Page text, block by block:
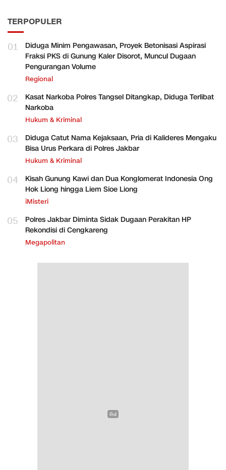
TERPOPULER
01
Diduga Minim Pengawasan, Proyek Betonisasi Aspirasi
Fraksi PKS di Gunung Kaler Disorot, Muncul Dugaan
Pengurangan Volume
Regional
02
Kasat Narkoba Polres Tangsel Ditangkap, Diduga Terlibat
Narkoba
Hukum & Kriminal
03
Diduga Catut Nama Kejaksaan, Pria di Kalideres Mengaku
Bisa Urus Perkara di Polres Jakbar
Hukum & Kriminal
04
Kisah Gunung Kawi dan Dua Konglomerat Indonesia Ong
Hok Liong hingga Liem Sioe Liong
iMisteri
05
Polres Jakbar Diminta Sidak Dugaan Perakitan HP
Rekondisi di Cengkareng
Megapolitan